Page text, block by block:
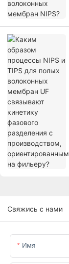
Свяжись с нами
Имя